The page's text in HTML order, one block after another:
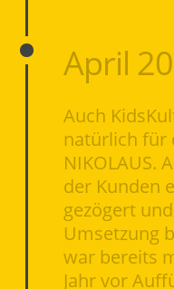
April
Auch
natürlich für
NIKOLAUS.
der Kunden
gezögert
Umsetzung
war bereits
Jahr vor